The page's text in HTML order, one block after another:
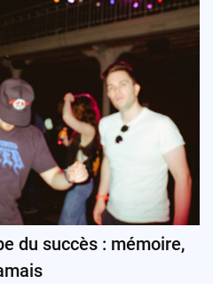
du succès : mémoire,